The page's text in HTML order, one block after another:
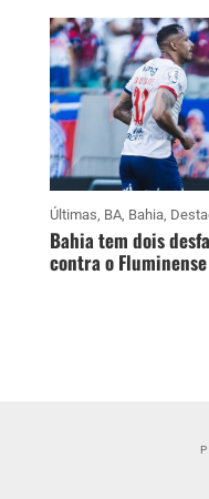
Últimas, BA, Bahia,
Bahia tem dois
contra o